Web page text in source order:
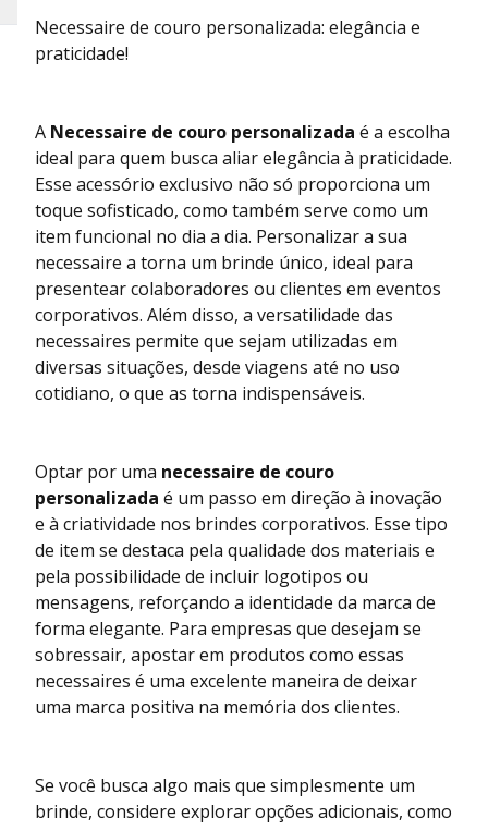
Necessaire de couro personalizada: elegância e
praticidade!
A Necessaire de couro personalizada é a escolha
ideal para quem busca aliar elegância à praticidade.
Esse acessório exclusivo não só proporciona um
toque sofisticado, como também serve como um
item funcional no dia a dia. Personalizar a sua
necessaire a torna um brinde único, ideal para
presentear colaboradores ou clientes em eventos
corporativos. Além disso, a versatilidade das
necessaires permite que sejam utilizadas em
diversas situações, desde viagens até no uso
cotidiano, o que as torna indispensáveis.
Optar por uma necessaire de couro
personalizada é um passo em direção à inovação
e à criatividade nos brindes corporativos. Esse tipo
de item se destaca pela qualidade dos materiais e
pela possibilidade de incluir logotipos ou
mensagens, reforçando a identidade da marca de
forma elegante. Para empresas que desejam se
sobressair, apostar em produtos como essas
necessaires é uma excelente maneira de deixar
uma marca positiva na memória dos clientes.
Se você busca algo mais que simplesmente um
brinde, considere explorar opções adicionais, como